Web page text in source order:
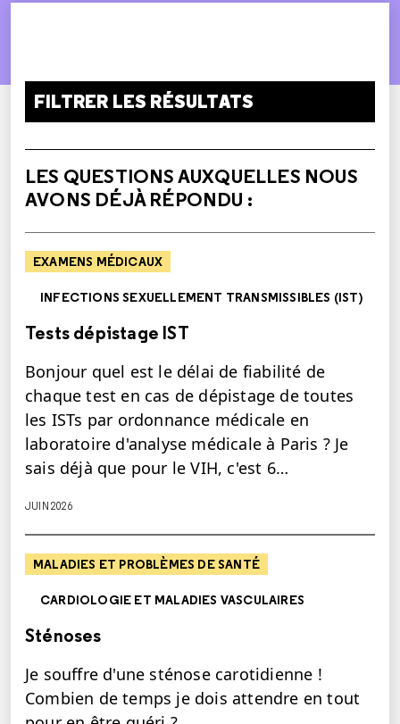
FILTRER LES RÉSULTATS
LES QUESTIONS AUXQUELLES NOUS
AVONS DÉJÀ RÉPONDU :
EXAMENS MÉDICAUX
INFECTIONS SEXUELLEMENT TRANSMISSIBLES (IST)
Tests dépistage IST
Bonjour quel est le délai de fiabilité de
chaque test en cas de dépistage de toutes
les ISTs par ordonnance médicale en
laboratoire d'analyse médicale à Paris ? Je
sais déjà que pour le VIH, c'est 6…
JUIN 2026
MALADIES ET PROBLÈMES DE SANTÉ
CARDIOLOGIE ET MALADIES VASCULAIRES
Sténoses
Je souffre d'une sténose carotidienne !
Combien de temps je dois attendre en tout